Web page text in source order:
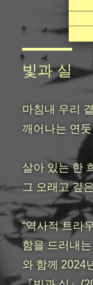
빛과 실
마침내 우리
깨어나는 연둣
살아 있는 한
그 오래고 깊
“역사적 트라
함을 드러내
와 함께 2024
오래전부터 이
꿈꿔왔어요
정말 헤어진 건
나는 나 자신의
사랑이란 무얼
이지
모든 죽은 사
버리십시오. 그
를.
나를 둘러싼 모
과거가 현재를
과거가 현재를